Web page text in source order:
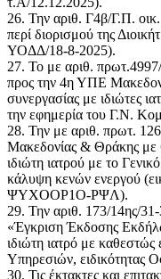
26. Την αριθ. Γ4β/Γ.Π.
περί διορισμού της
ΥΟΔΔ/18-8-2025).
27. Το με αριθ.
προς την 4η ΥΠΕ
συνεργασίας με ιδιώτες
την εφημερία του Γ.Ν.
28. Την με αριθ. πρωτ.
Μακεδονίας & Θράκης με
ιδιώτη ιατρού με το
κάλυψη κενών ενεργού
ΨΥΧΟΟΡ1Ο-ΡΨΛ).
29. Την αριθ. 173/14ης/
«Έγκριση Έκδοσης
ιδιώτη ιατρό με
Υπηρεσιών, ειδικότητας
30. Τις έκτακτες και